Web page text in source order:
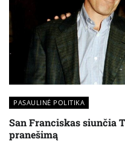
PASAULINĖ POLITIKA
San Franciskas siunčia
pranešimą